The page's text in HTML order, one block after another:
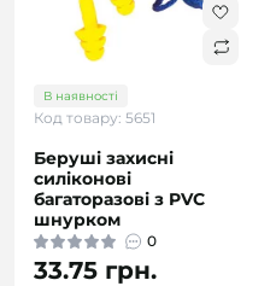
В наявності
Код товару: 5651
Беруші захисні
силіконові
багаторазові з PVC
шнурком
0
33.75 грн.